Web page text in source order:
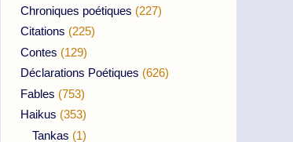
Chroniques poétiques (227)
Citations (225)
Contes (129)
Déclarations Poétiques (626)
Fables (753)
Haikus (353)
Tankas (1)